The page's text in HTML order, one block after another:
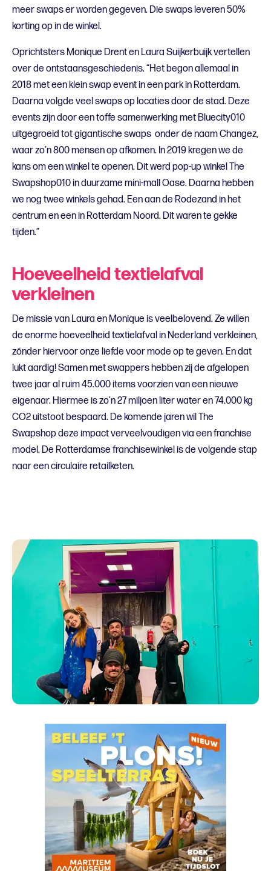
meer swaps er worden gegeven. Die swaps leveren 50%
korting op in de winkel.
Oprichtsters Monique Drent en Laura Suijkerbuijk vertellen
over de ontstaansgeschiedenis. “Het begon allemaal in
2018 met een klein swap event in een park in Rotterdam.
Daarna volgde veel swaps op locaties door de stad. Deze
events zijn door een toffe samenwerking met Bluecity010
uitgegroeid tot gigantische swaps onder de naam Changez,
waar zo’n 800 mensen op afkomen. In 2019 kregen we de
kans om een winkel te openen. Dit werd pop-up winkel The
Swapshop010 in duurzame mini-mall Oase. Daarna hebben
we nog twee winkels gehad. Een aan de Rodezand in het
centrum en een in Rotterdam Noord. Dit waren te gekke
tijden.”
Hoeveelheid textielafval
verkleinen
De missie van Laura en Monique is veelbelovend. Ze willen
de enorme hoeveelheid textielafval in Nederland verkleinen,
zónder hiervoor onze liefde voor mode op te geven. En dat
lukt aardig! Samen met swappers hebben zij de afgelopen
twee jaar al ruim 45.000 items voorzien van een nieuwe
eigenaar. Hiermee is zo’n 27 miljoen liter water en 74.000 kg
CO2 uitstoot bespaard. De komende jaren wil The
Swapshop deze impact verveelvoudigen via een franchise
model. De Rotterdamse franchisewinkel is de volgende stap
naar een circulaire retailketen.